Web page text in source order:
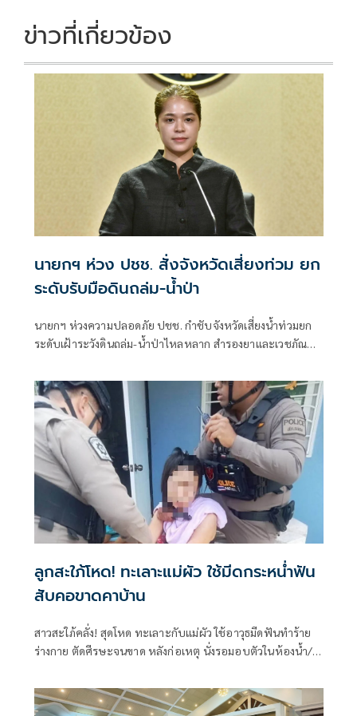
k k
ข่าวที่เกี่ยวข้อง
นายกฯ ห่วง ปชช. สั่งจังหวัดเสี่ยงท่วม ยก
ระดับรับมือดินถล่ม-น้ำป่า
นายกฯ ห่วงความปลอดภัย ปชช. กำชับจังหวัดเสี่ยงน้ำท่วมยก
ระดับเฝ้าระวังดินถล่ม-น้ำป่าไหลหลาก สำรองยาและเวชภัณฑ์
ลูกสะใภ้โหด! ทะเลาะแม่ผัว ใช้มีดกระหน่ำฟัน
สับคอขาดคาบ้าน
สาวสะใภ้คลั่ง! สุดโหด ทะเลาะกับแม่ผัว ใช้อาวุธมีดฟันทำร้าย
ร่างกาย ตัดศีรษะจนขาด หลังก่อเหตุ นั่งรอมอบตัวในห้องน้ำ/ผู้